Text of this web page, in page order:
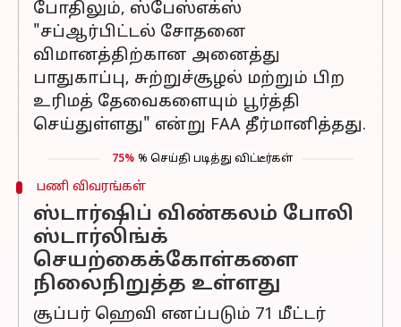
போதிலும், ஸ்பேஸ்எக்ஸ்
"சப்ஆர்பிட்டல் சோதனை
விமானத்திற்கான அனைத்து
பாதுகாப்பு, சுற்றுச்சூழல் மற்றும் பிற
உரிமத் தேவைகளையும் பூர்த்தி
செய்துள்ளது" என்று FAA தீர்மானித்தது.
75% % செய்தி படித்து விட்டீர்கள்
பணி விவரங்கள்
ஸ்டார்ஷிப் விண்கலம் போலி
ஸ்டார்லிங்க்
செயற்கைக்கோள்களை
நிலைநிறுத்த உள்ளது
சூப்பர் ஹெவி எனப்படும் 71 மீட்டர்